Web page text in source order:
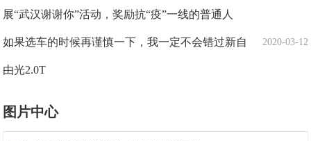
展“武汉谢谢你”活动，奖励抗“疫”一线的普通人
2020-03-12
如果选车的时候再谨慎一下，我一定不会错过新自
由光2.0T
图片中心